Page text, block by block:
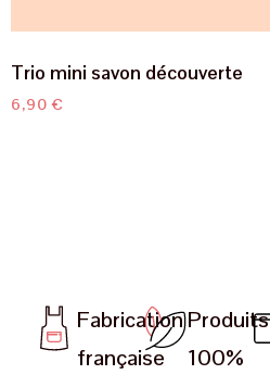
Trio mini savon découverte
6,90€
Fabrication
française
Produits
100%